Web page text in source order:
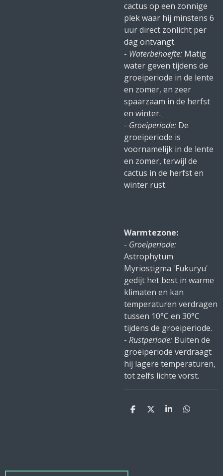
cactus op een zonnige
plek waar hij minstens 6
uur direct zonlicht per
dag ontvangt.
- Waterbehoefte: Matig
water geven tijdens de
groeiperiode in de lente
en zomer, en zeer
spaarzaam in de herfst
en winter.
- Groeiperiode: De
groeiperiode is
voornamelijk in de lente
en zomer, terwijl de
cactus in de herfst en
winter rust.
Warmtezone:
- Groeiperiode:
Astrophytum
Myriostigma 'Fukuryu'
gedijt het best in warme
klimaten en kan
temperaturen verdragen
tussen 10°C en 30°C
tijdens de groeiperiode.
- Rustperiode: Buiten de
groeiperiode verdraagt
hij lagere temperaturen,
tot zelfs lichte vorst.
D
D
S
D